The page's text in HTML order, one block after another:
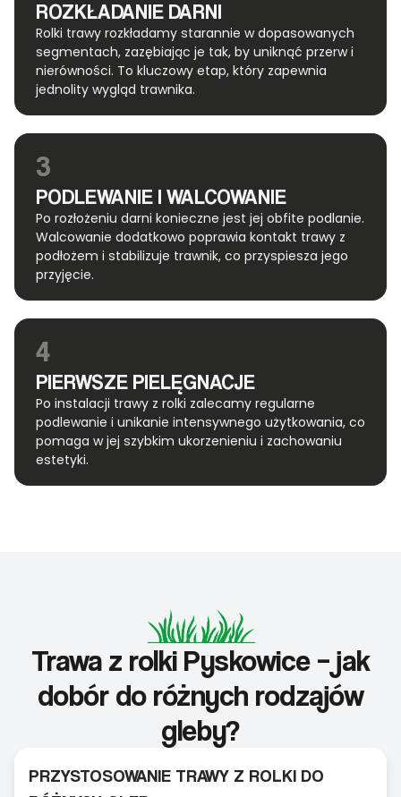
ROZKŁADANIE DARNI
Rolki trawy rozkładamy starannie w dopasowanych
segmentach, zazębiając je tak, by uniknąć przerw i
nierówności. To kluczowy etap, który zapewnia
jednolity wygląd trawnika.
3
PODLEWANIE I WALCOWANIE
Po rozłożeniu darni konieczne jest jej obfite podlanie.
Walcowanie dodatkowo poprawia kontakt trawy z
podłożem i stabilizuje trawnik, co przyspiesza jego
przyjęcie.
4
PIERWSZE PIELĘGNACJE
Po instalacji trawy z rolki zalecamy regularne
podlewanie i unikanie intensywnego użytkowania, co
pomaga w jej szybkim ukorzenieniu i zachowaniu
estetyki.
Trawa z rolki Pyskowice – jak
dobór do różnych rodzajów
gleby?
PRZYSTOSOWANIE TRAWY Z ROLKI DO